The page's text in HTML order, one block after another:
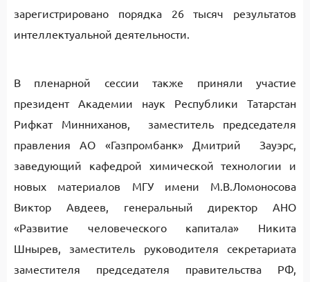
зарегистрировано порядка 26 тысяч результатов
интеллектуальной деятельности.
В пленарной сессии также приняли участие
президент Академии наук Республики Татарстан
Рифкат Минниханов, заместитель председателя
правления АО «Газпромбанк» Дмитрий Зауэрс,
заведующий кафедрой химической технологии и
новых материалов МГУ имени М.В.Ломоносова
Виктор Авдеев, генеральный директор АНО
«Развитие человеческого капитала» Никита
Шнырев, заместитель руководителя секретариата
заместителя председателя правительства РФ,